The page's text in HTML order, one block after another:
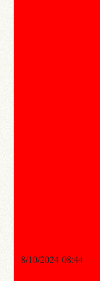
8/10/2024 08:44